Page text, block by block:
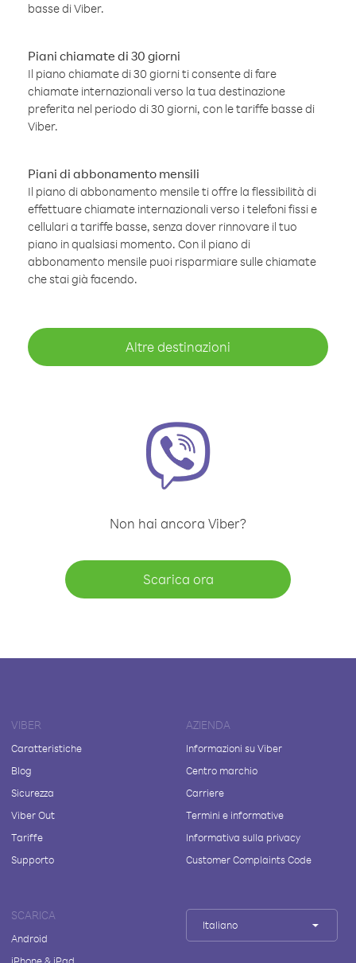
basse di Viber.
Piani chiamate di 30 giorni
Il piano chiamate di 30 giorni ti consente di fare
chiamate internazionali verso la tua destinazione
preferita nel periodo di 30 giorni, con le tariffe basse di
Viber.
Piani di abbonamento mensili
Il piano di abbonamento mensile ti offre la flessibilità di
effettuare chiamate internazionali verso i telefoni fissi e
cellulari a tariffe basse, senza dover rinnovare il tuo
piano in qualsiasi momento. Con il piano di
abbonamento mensile puoi risparmiare sulle chiamate
che stai già facendo.
Altre destinazioni
Non hai ancora Viber?
Scarica ora
VIBER
Caratteristiche
Blog
Sicurezza
Viber Out
Tariffe
Supporto
AZIENDA
Informazioni su Viber
Centro marchio
Carriere
Termini e informative
Informativa sulla privacy
Customer Complaints Code
SCARICA
Android
Italiano